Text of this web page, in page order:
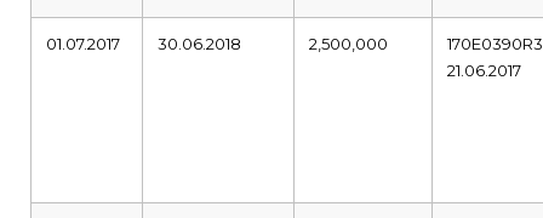
01.07.2017 30.06.2018 2,500,000
21.06.2017